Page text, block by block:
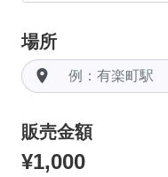
場所
room
販売金額
¥1,000